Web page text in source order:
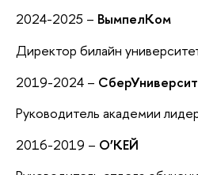
2024-2025 – ВымпелКом
Директор билайн
2019-2024 –
Руководитель академии
2016-2019 – О’КЕЙ